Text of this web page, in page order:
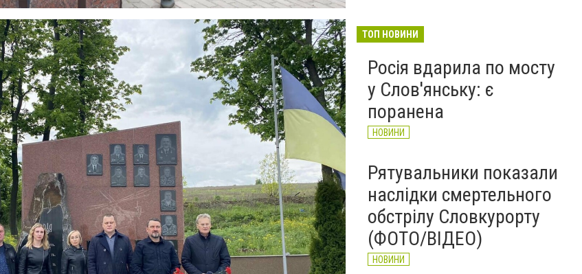
великої війни: 6 серпня
ТОП НОВИНИ
Росія вдарила по мосту
у Слов'янську: є
поранена
НОВИНИ
Рятувальники показали
наслідки смертельного
обстрілу Словкурорту
(ФОТО/ВІДЕО)
НОВИНИ